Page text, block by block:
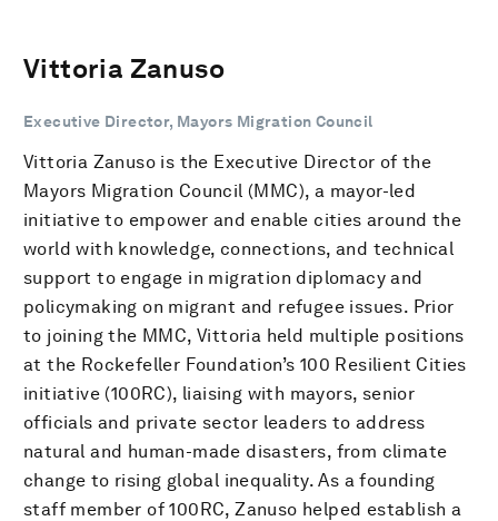
Vittoria Zanuso
Executive Director, Mayors Migration Council
Vittoria Zanuso is the Executive Director of the
Mayors Migration Council (MMC), a mayor-led
initiative to empower and enable cities around the
world with knowledge, connections, and technical
support to engage in migration diplomacy and
policymaking on migrant and refugee issues. Prior
to joining the MMC, Vittoria held multiple positions
at the Rockefeller Foundation’s 100 Resilient Cities
initiative (100RC), liaising with mayors, senior
officials and private sector leaders to address
natural and human-made disasters, from climate
change to rising global inequality. As a founding
staff member of 100RC, Zanuso helped establish a